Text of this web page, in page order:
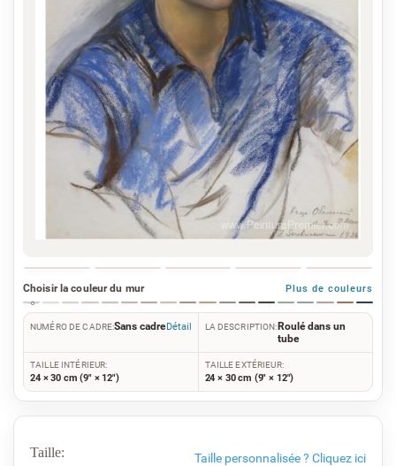
Choisir la couleur du mur Plus de couleurs
NUMÉRO DE CADRE:Sans cadreDétail LA DESCRIPTION: Roulé dans un
tube
TAILLE INTÉRIEUR:
24 × 30 cm (9" × 12")
TAILLE EXTÉRIEUR:
24 × 30 cm (9" × 12")
Taille: Taille personnalisée ? Cliquez ici